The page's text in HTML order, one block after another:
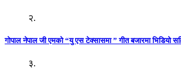
२.
गोपाल नेपाल जी एमको “यु एस टेक्सासमा ” गीत बजारमा भिडियो
३.